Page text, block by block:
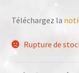
Téléchargez la
Rupture de